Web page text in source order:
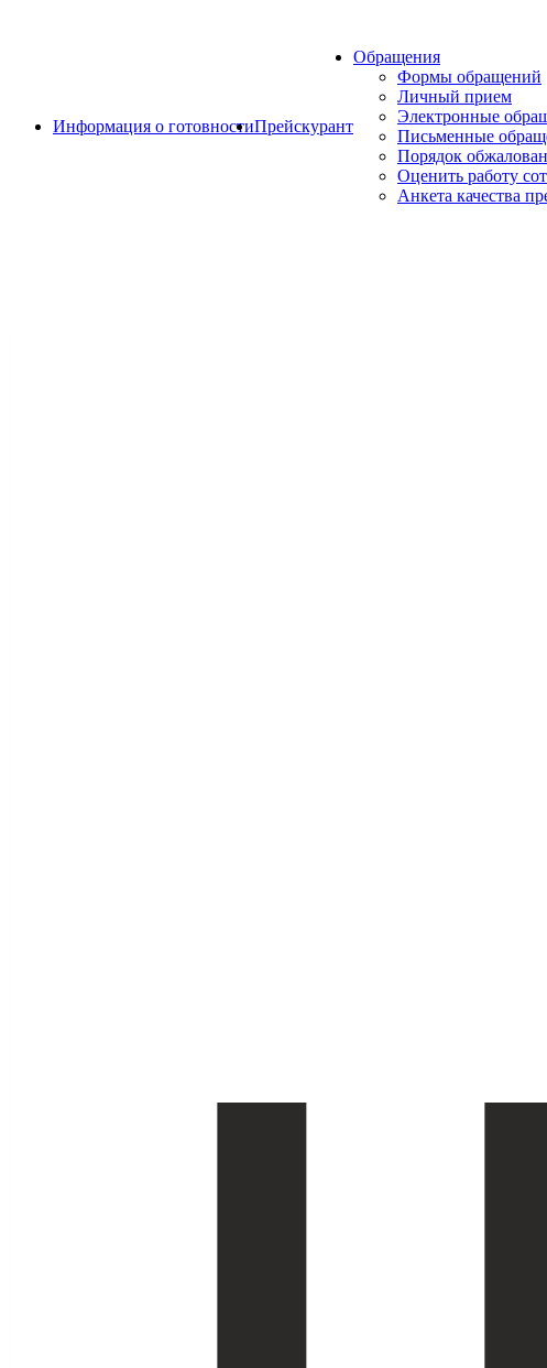
Информация о готовностиПрейскурант
Обращения
Формы обращений
Личный прием
Электронные
Письменные
Порядок
Оценить работу
Анкета качества